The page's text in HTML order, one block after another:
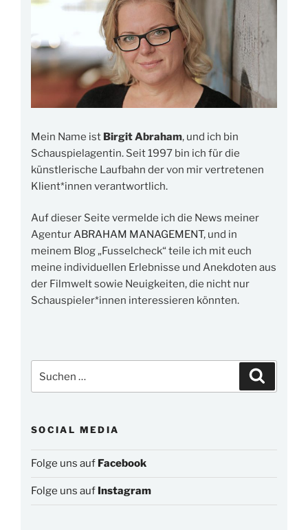
Mein Name ist Birgit Abraham, und ich bin
Schauspielagentin. Seit 1997 bin ich für die
künstlerische Laufbahn der von mir vertretenen
Klient*innen verantwortlich.
Auf dieser Seite vermelde ich die News meiner
AgenturABRAHAM MANAGEMENT, und in
meinem Blog „Fusselcheck“ teile ich mit euch
meine individuellen Erlebnisse und Anekdoten aus
der Filmwelt sowie Neuigkeiten, die nicht nur
Schauspieler*innen interessieren könnten.
nach:
SOCIAL MEDIA
Folge uns auf Facebook
Folge uns auf Instagram